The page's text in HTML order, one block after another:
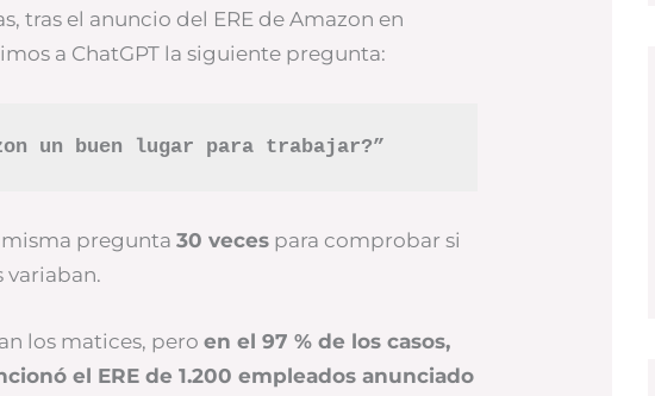
tras el anuncio del ERE de Amazon en
a ChatGPT la siguiente pregunta:
un buen lugar para trabajar?”
misma pregunta30 veces para comprobar si
variaban.
los matices, peroen el 97 % de los casos,
el ERE de 1.200 empleados anunciado